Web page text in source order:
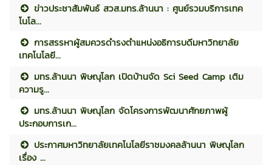
ข่าวประชาสัมพันธ์ สวส.มทร.ล้านนา : ศูนย์รวมบริการเทค
โนโล...
การสรรหาผู้สมควรดำรงตำแหน่งอธิการบดีมหาวิทยาลัย
เทคโนโลยี...
มทร.ล้านนา พิษณุโลก เปิดบ้านจัด Sci Seed Camp เติม
ความรู...
มทร.ล้านนา พิษณุโลก จัดโครงการพัฒนาศักยภาพผู้
ประกอบการเก...
ประกาศมหาวิทยาลัยเทคโนโลยีราชมงคลล้านนา พิษณุโลก
เรื่อง ...